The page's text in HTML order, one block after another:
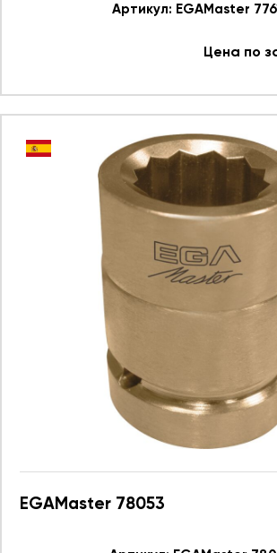
Артикул: EGAMaster
Цена по
EGAMaster 78053